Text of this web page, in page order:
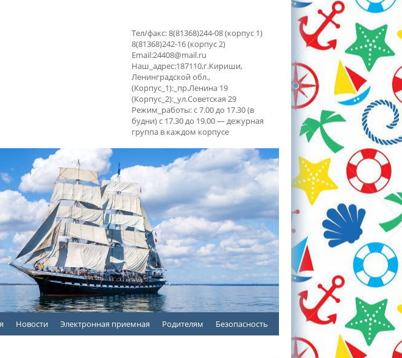
Тел/факс: 8(81368)244-08 (корпус 1)
8(81368)242-16 (корпус 2)
Email:24408@mail.ru
Наш_адрес:187110,г.Кириши,
Ленинградской обл.,
(Корпус_1):_пр.Ленина 19
(Корпус_2):_ул.Советская 29
Режим_работы: с 7.00 до 17.30 (в
будни) с 17.30 до 19.00 — дежурная
группа в каждом корпусе
Новости Электронная приемная Родителям Безопасность